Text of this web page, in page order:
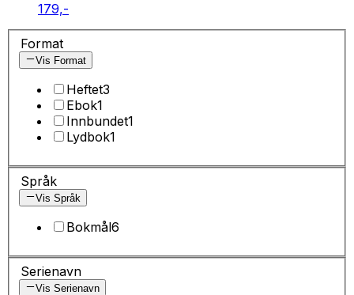
179,-
Format
Vis Format
Heftet3
Ebok1
Innbundet1
Lydbok1
Språk
Vis Språk
Bokmål6
Serienavn
Vis Serienavn